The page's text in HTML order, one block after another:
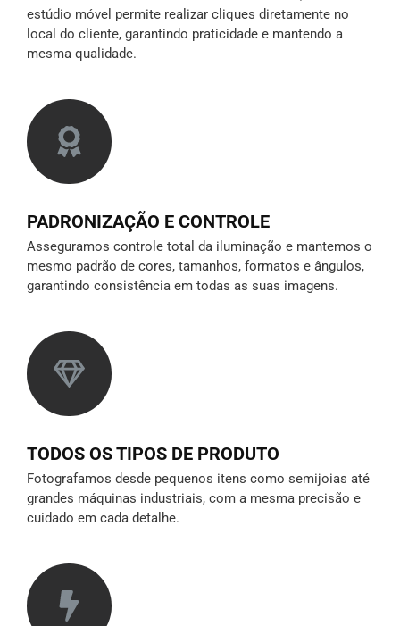
estúdio móvel permite realizar cliques diretamente no
local do cliente, garantindo praticidade e mantendo a
mesma qualidade.
PADRONIZAÇÃO E CONTROLE
Asseguramos controle total da iluminação e mantemos o
mesmo padrão de cores, tamanhos, formatos e ângulos,
garantindo consistência em todas as suas imagens.
TODOS OS TIPOS DE PRODUTO
Fotografamos desde pequenos itens como semijoias até
grandes máquinas industriais, com a mesma precisão e
cuidado em cada detalhe.